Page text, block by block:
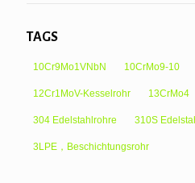
TAGS
10Cr9Mo1VNbN 10CrMo9-10
12Cr1MoV-Kesselrohr 13CrMo4
304 Edelstahlrohre 310S
3LPE，Beschichtungsrohr